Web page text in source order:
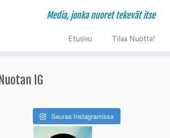
Media, jonka nuoret tekevät itse
Etusivu Tilaa Nuotta!
Nuotan IG
Seuraa Instagramissa